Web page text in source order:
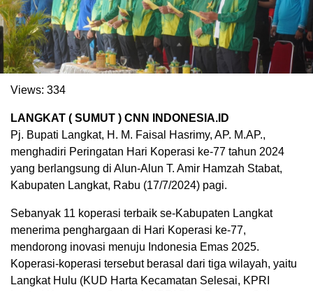
Views: 334
LANGKAT ( SUMUT ) CNN INDONESIA.ID
Pj. Bupati Langkat, H. M. Faisal Hasrimy, AP. M.AP.,
menghadiri Peringatan Hari Koperasi ke-77 tahun 2024
yang berlangsung di Alun-Alun T. Amir Hamzah Stabat,
Kabupaten Langkat, Rabu (17/7/2024) pagi.
Sebanyak 11 koperasi terbaik se-Kabupaten Langkat
menerima penghargaan di Hari Koperasi ke-77,
mendorong inovasi menuju Indonesia Emas 2025.
Koperasi-koperasi tersebut berasal dari tiga wilayah, yaitu
Langkat Hulu (KUD Harta Kecamatan Selesai, KPRI
. Ukuran gambar 480px x 600px